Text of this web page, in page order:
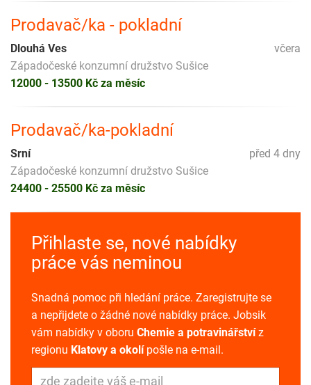
Prodavač/ka - pokladní
včera
Dlouhá Ves
Západočeské konzumní družstvo Sušice
12000 - 13500 Kč za měsíc
Prodavač/ka-pokladní
před 4 dny
Srní
Západočeské konzumní družstvo Sušice
24400 - 25500 Kč za měsíc
Přihlaste se, nové nabídky
práce vás neminou
Snadná pomoc při hledání práce. Zaregistrujte se
a nepřijdete o žádné nové nabídky práce. Jobsik
vám nabídky v oboru Chemie a potravinářstvíz
regionu Klatovy a okolípošle na e-mail.